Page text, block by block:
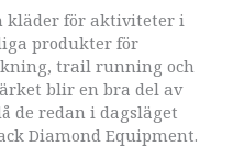
kläder för aktiviteter i
produkter för
trail running och
blir en bra del av
de redan i dagsläget
Diamond Equipment.